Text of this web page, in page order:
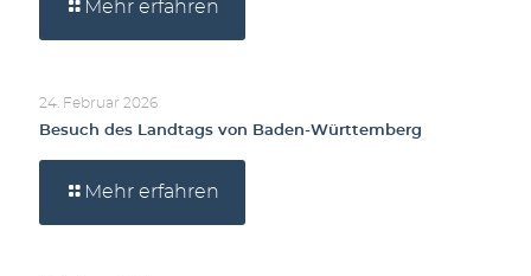
Mehr erfahren
24. Februar 2026
Besuch des Landtags von Baden-Württemberg
Mehr erfahren